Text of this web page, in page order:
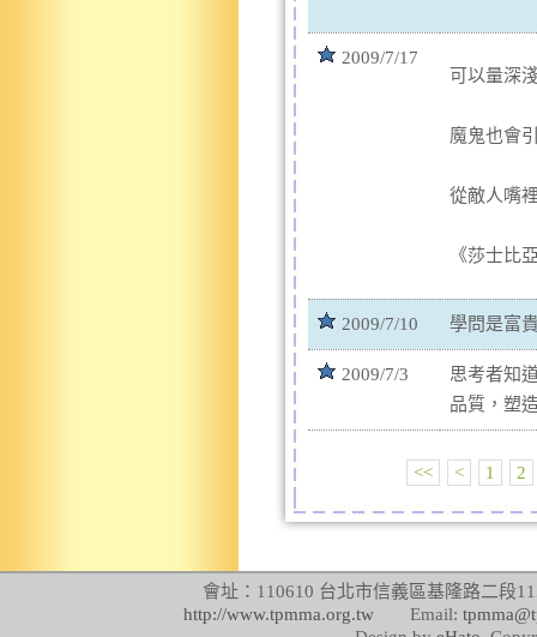
2009/7/17
可以量深
魔鬼也會
從敵人嘴
《莎士比
2009/7/10 學問是富
2009/7/3
思考者知
品質，塑
<< < 1 2
會址：110610 台北市信義區基隆路二
http://www.tpmma.org.twEmail: